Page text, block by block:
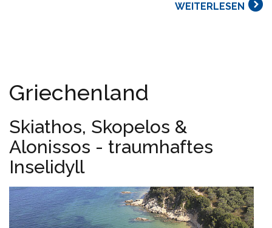
WEITERLESEN
Griechenland
Skiathos, Skopelos &
Alonissos - traumhaftes
Inselidyll